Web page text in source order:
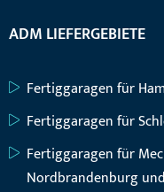
ADM LIEFERGEBIETE
Fertiggaragen für
Fertiggaragen für
Fertiggaragen für
Nordbrandenburg